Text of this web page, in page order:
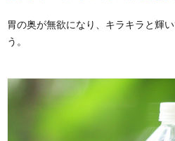
胃の奥が無欲になり、キラキラと輝
う。